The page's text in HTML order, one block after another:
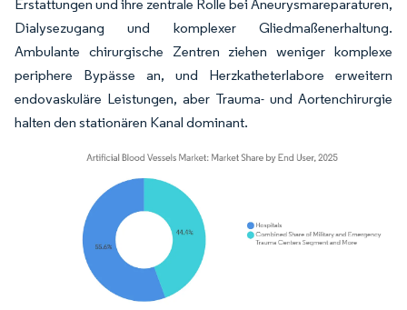
Erstattungen und ihre zentrale Rolle bei Aneurysmareparaturen,
Dialysezugang und komplexer Gliedmaßenerhaltung.
Ambulante chirurgische Zentren ziehen weniger komplexe
periphere Bypässe an, und Herzkatheterlabore erweitern
endovaskuläre Leistungen, aber Trauma- und Aortenchirurgie
halten den stationären Kanal dominant.